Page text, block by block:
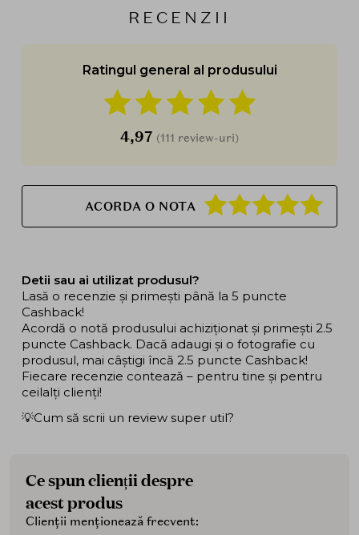
RECENZII
Ratingul general al produsului
4,97 (111 review-uri)
ACORDA O NOTA
Detii sau ai utilizat produsul?
Lasă o recenzie și primești până la 5 puncte
Cashback!
Acordă o notă produsului achiziționat și primești 2.5
puncte Cashback. Dacă adaugi și o fotografie cu
produsul, mai câștigi încă 2.5 puncte Cashback!
Fiecare recenzie contează – pentru tine și pentru
ceilalți clienți!
💡Cum să scrii un review super util?
Ce spun clienții despre
acest produs
Clienții menționează frecvent: